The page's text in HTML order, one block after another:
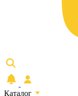
Каталог